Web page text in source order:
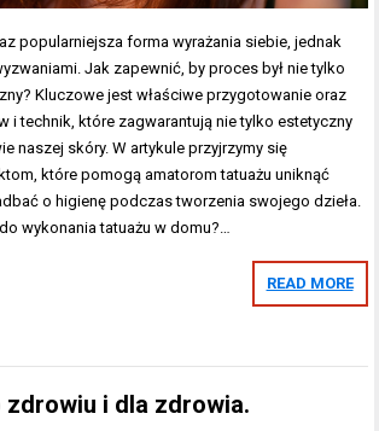
popularniejsza forma wyrażania siebie, jednak
Jak zapewnić, by proces był nie tylko
Kluczowe jest właściwe przygotowanie oraz
i technik, które zagwarantują nie tylko estetyczny
naszej skóry. W artykule przyjrzymy się
które pomogą amatorom tatuażu uniknąć
o higienę podczas tworzenia swojego dzieła.
wykonania tatuażu w domu?…
READ MORE
zdrowiu i dla zdrowia.